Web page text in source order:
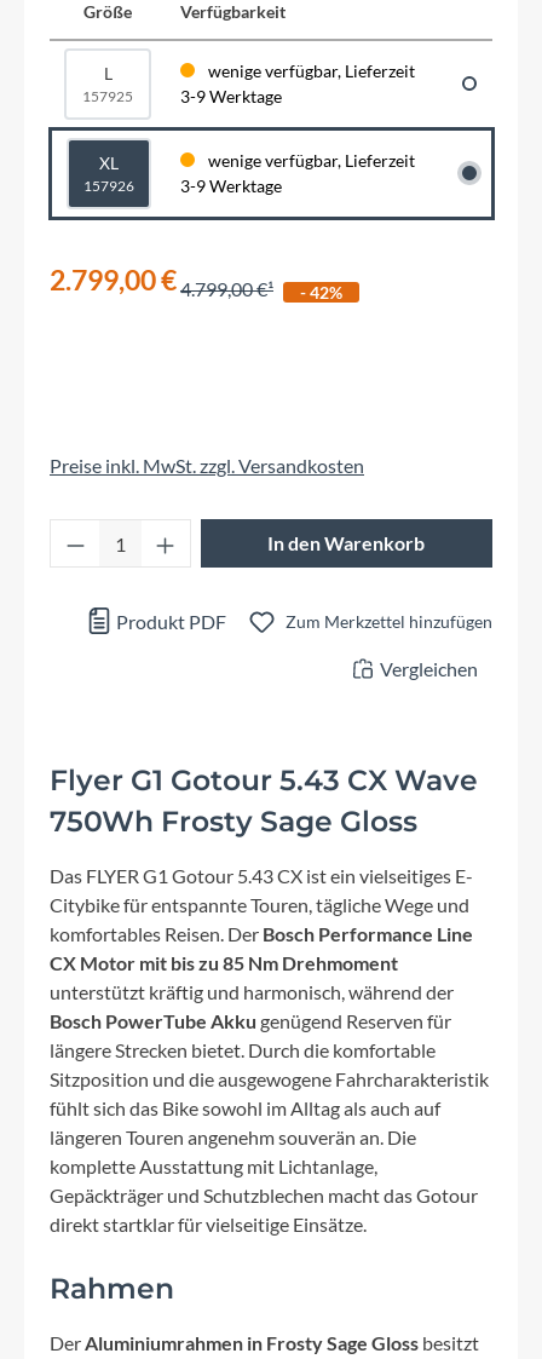
Größe Verfügbarkeit
L
157925
wenige verfügbar, Lieferzeit
3-9 Werktage
XL
157926
wenige verfügbar, Lieferzeit
3-9 Werktage
2.799,00 €4.799,00 € - 42%
Preise inkl. MwSt. zzgl. Versandkosten
Produkt Anzahl: Gib den gewünschten
In den Warenkorb
Produkt PDF Zum Merkzettel hinzufügen
Vergleichen
Flyer G1 Gotour 5.43 CX Wave
750Wh Frosty Sage Gloss
Das FLYER G1 Gotour 5.43 CX ist ein vielseitiges E-
Citybike für entspannte Touren, tägliche Wege und
komfortables Reisen. Der Bosch Performance Line
CX Motor mit bis zu 85 Nm Drehmoment
unterstützt kräftig und harmonisch, während der
Bosch PowerTube Akku genügend Reserven für
längere Strecken bietet. Durch die komfortable
Sitzposition und die ausgewogene Fahrcharakteristik
fühlt sich das Bike sowohl im Alltag als auch auf
längeren Touren angenehm souverän an. Die
komplette Ausstattung mit Lichtanlage,
Gepäckträger und Schutzblechen macht das Gotour
direkt startklar für vielseitige Einsätze.
Rahmen
DerAluminiumrahmen in Frosty Sage Gloss besitzt